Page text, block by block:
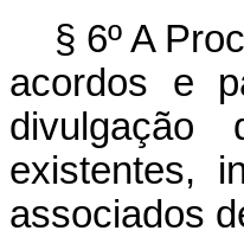
§ 6º A
acordos e
existentes,
associados